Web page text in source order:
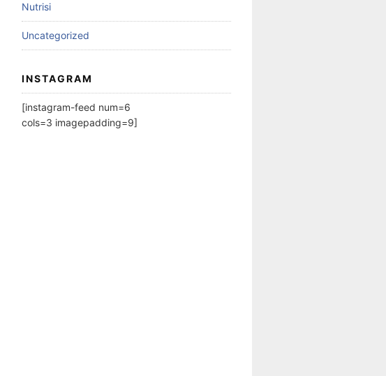
Nutrisi
Uncategorized
INSTAGRAM
[instagram-feed num=6
cols=3 imagepadding=9]